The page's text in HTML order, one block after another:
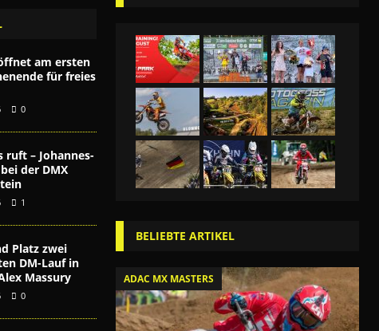
am ersten
für freies
0
ruft – Johannes-
der DMX
1
Platz zwei
DM-Lauf in
Massury
0
BELIEBTE ARTIKEL
ADAC MX MASTERS